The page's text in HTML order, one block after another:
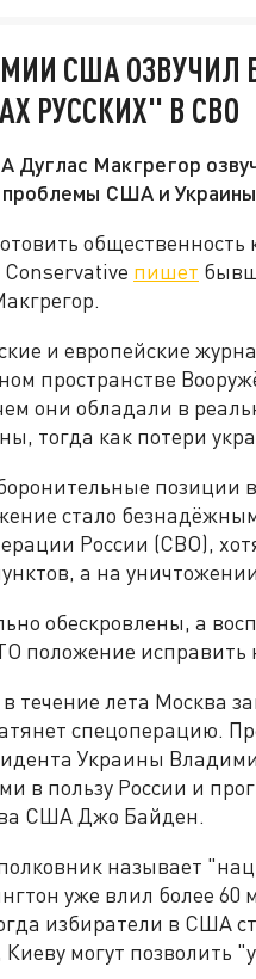
США
РУССКИХ" В СВО
Дуглас Макгрегор
проблемы США и
пишет
и европейские
пространстве
они обладали в
тогда как потери
позиции
стало
России (СВО),
а на
обескровлены, а
положение исправить
течение лета Москва
спецоперацию.
Украины
в пользу России и
США Джо Байден.
называет
уже влил более 60
избиратели в США
Киеву могут позволить